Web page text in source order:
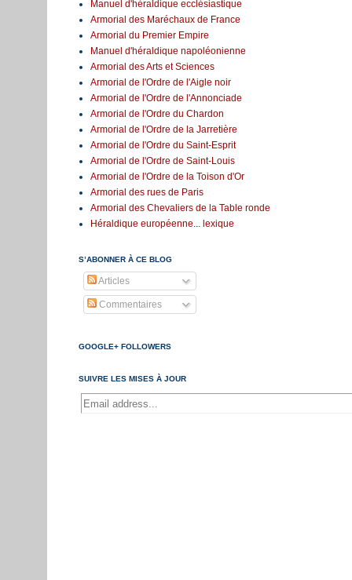
Manuel d'héraldique ecclésiastique
Armorial des Maréchaux de France
Armorial du Premier Empire
Manuel d'héraldique napoléonienne
Armorial des Arts et Sciences
Armorial de l'Ordre de l'Aigle noir
Armorial de l'Ordre de l'Annonciade
Armorial de l'Ordre du Chardon
Armorial de l'Ordre de la Jarretière
Armorial de l'Ordre du Saint-Esprit
Armorial de l'Ordre de Saint-Louis
Armorial de l'Ordre de la Toison d'Or
Armorial des rues de Paris
Armorial des Chevaliers de la Table ronde
Héraldique européenne... lexique
S’ABONNER À CE BLOG
Articles
Commentaires
GOOGLE+ FOLLOWERS
SUIVRE LES MISES À JOUR